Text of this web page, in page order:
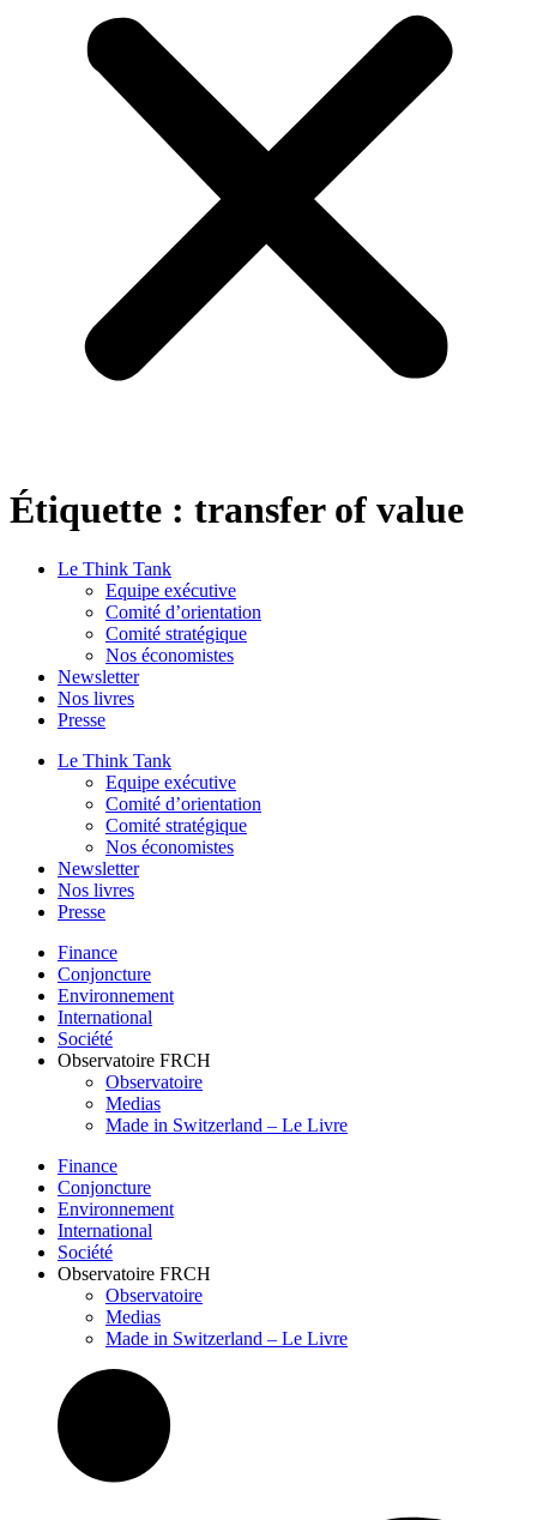
Étiquette : transfer of value
Le Think Tank
Equipe exécutive
Comité d’orientation
Comité stratégique
Nos économistes
Newsletter
Nos livres
Presse
Le Think Tank
Equipe exécutive
Comité d’orientation
Comité stratégique
Nos économistes
Newsletter
Nos livres
Presse
Finance
Conjoncture
Environnement
International
Société
Observatoire FRCH
Observatoire
Medias
Made in Switzerland – Le Livre
Finance
Conjoncture
Environnement
International
Société
Observatoire FRCH
Observatoire
Medias
Made in Switzerland – Le Livre